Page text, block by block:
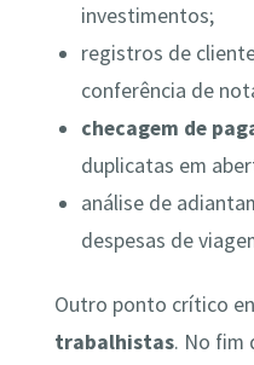
investimentos;
registros de
conferência de
checagem de
duplicatas em
análise de
despesas de
Outro ponto crítico
trabalhistas. No fim